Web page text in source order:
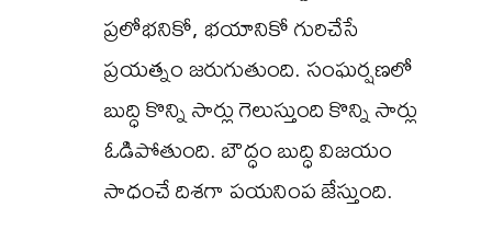
ప్రలోభనికో, భయానికో గురిచేసే
ప్రయత్నం జరుగుతుంది. సంఘర్షణలో
బుద్ధి కొన్ని సార్లు గెలుస్తుంది కొన్ని సార్లు
ఓడిపోతుంది. బౌద్ధం బుద్ధి విజయం
సాధంచే దిశగా పయనింప జేస్తుంది.